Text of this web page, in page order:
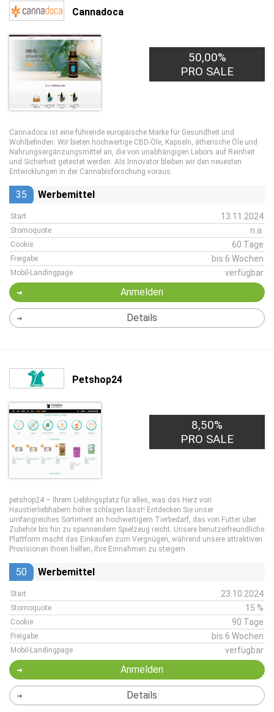
Cannadoca
50,00%
PRO SALE
Cannadoca ist eine führende europäische Marke für Gesundheit und
Wohlbefinden. Wir bieten hochwertige CBD-Öle, Kapseln, ätherische Öle und
Nahrungsergänzungsmittel an, die von unabhängigen Labors auf Reinheit
und Sicherheit getestet werden. Als Innovator bleiben wir den neuesten
Entwicklungen in der Cannabisforschung voraus.
35 Werbemittel
Start 13.11.2024
Stornoquote n.a.
Cookie 60 Tage
Freigabe bis 6 Wochen
Mobil-Landingpage verfügbar
Anmelden
Details
Petshop24
8,50%
PRO SALE
petshop24 – Ihrem Lieblingsplatz für alles, was das Herz von
Haustierliebhabern höher schlagen lässt! Entdecken Sie unser
umfangreiches Sortiment an hochwertigem Tierbedarf, das von Futter über
Zubehör bis hin zu spannendem Spielzeug reicht. Unsere benutzerfreundliche
Plattform macht das Einkaufen zum Vergnügen, während unsere attraktiven
Provisionen Ihnen helfen, Ihre Einnahmen zu steigern.
50 Werbemittel
Start 23.10.2024
Stornoquote 15 %
Cookie 90 Tage
Freigabe bis 6 Wochen
Mobil-Landingpage verfügbar
Anmelden
Details